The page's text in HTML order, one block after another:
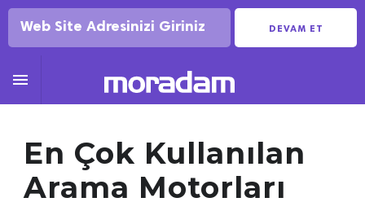
DEVAM ET

En Çok Kullanılan
Arama Motorları